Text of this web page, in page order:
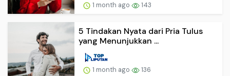
1 month ago 143
5 Tindakan Nyata dari Pria Tulus
yang Menunjukkan ...
1 month ago 136